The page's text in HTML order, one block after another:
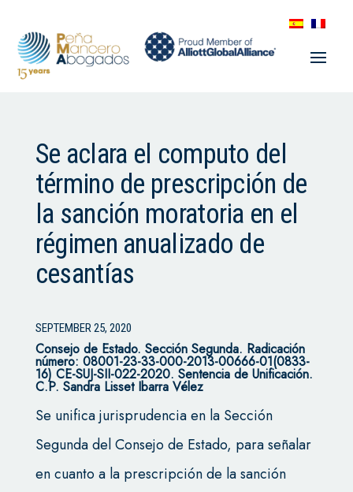
Se aclara el computo del
término de prescripción de
la sanción moratoria en el
régimen anualizado de
cesantías
SEPTEMBER 25, 2020
Consejo de Estado. Sección Segunda. Radicación
número: 08001-23-33-000-2013-00666-01(0833-
16) CE-SUJ-SII-022-2020. Sentencia de Unificación.
C.P. Sandra Lisset Ibarra Vélez
Se unifica jurisprudencia en la Sección
Segunda del Consejo de Estado, para señalar
en cuanto a la prescripción de la sanción